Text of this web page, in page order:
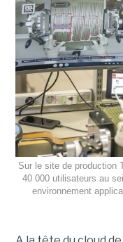
Sur le site de production
40 000 utilisateurs au
environnement